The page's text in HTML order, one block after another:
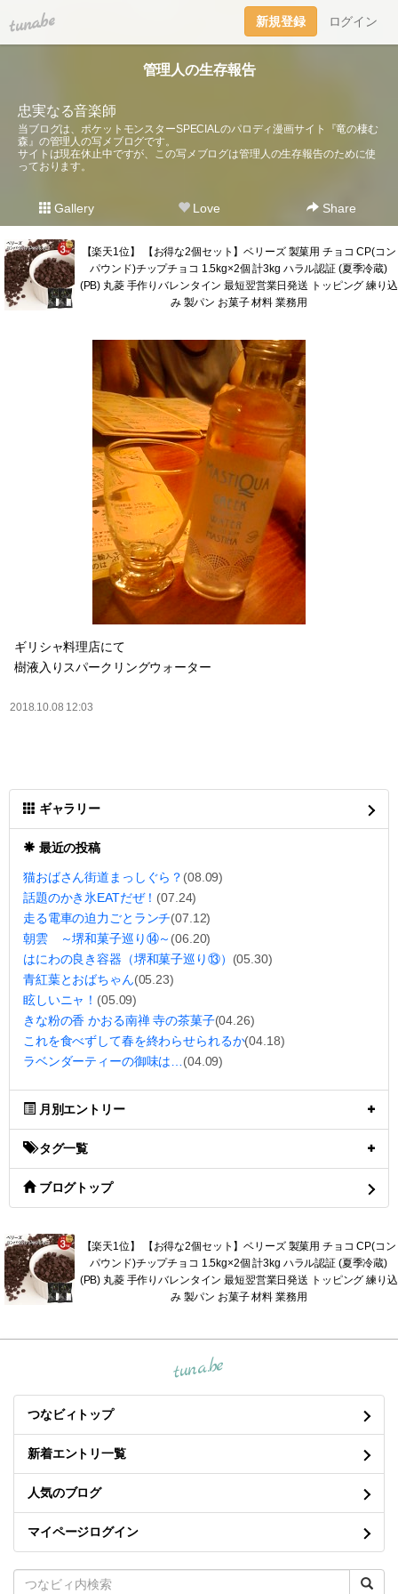
tuna.be 新規登録 ログイン
管理人の生存報告
忠実なる音楽師
当ブログは、ポケットモンスターSPECIALのパロディ漫画サイト『竜の棲む
森』の管理人の写メブログです。
サイトは現在休止中ですが、この写メブログは管理人の生存報告のために使
っております。
Gallery Love Share
【楽天1位】 【お得な2個セット】ベリーズ 製菓用 チョコ CP(コン
パウンド)チップチョコ 1.5kg×2個 計3kg ハラル認証 (夏季冷蔵)
(PB) 丸菱 手作りバレンタイン 最短翌営業日発送 トッピング 練り込
み 製パン お菓子 材料 業務用
ギリシャ料理店にて
樹液入りスパークリングウォーター
2018.10.08 12:03
ギャラリー
最近の投稿
猫おばさん街道まっしぐら？ (08.09)
話題のかき氷EATだぜ！ (07.24)
走る電車の迫力ごとランチ(07.12)
朝雲 ～堺和菓子巡り⑭～ (06.20)
はにわの良き容器（堺和菓子巡り⑬） (05.30)
青紅葉とおばちゃん(05.23)
眩しいニャ！ (05.09)
きな粉の香 かおる南禅 寺の茶菓子(04.26)
これを食べずして春を終わらせられるか(04.18)
ラベンダーティーの御味は… (04.09)
月別エントリー
タグ一覧
ブログトップ
【楽天1位】 【お得な2個セット】ベリーズ 製菓用 チョコ CP(コン
パウンド)チップチョコ 1.5kg×2個 計3kg ハラル認証 (夏季冷蔵)
(PB) 丸菱 手作りバレンタイン 最短翌営業日発送 トッピング 練り込
み 製パン お菓子 材料 業務用
tuna.be
つなビィトップ
新着エントリ一覧
人気のブログ
マイページログイン